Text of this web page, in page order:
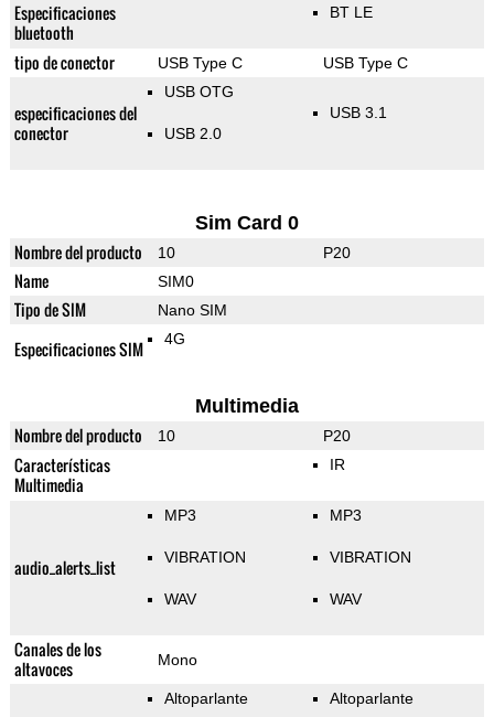
Especificaciones
bluetooth
BT LE
tipo de conector USB Type C USB Type C
especificaciones del
conector
USB OTG
USB 2.0
USB 3.1
Sim Card 0
Nombre del producto 10 P20
Name SIM0
Tipo de SIM Nano SIM
Especificaciones SIM 4G
Multimedia
Nombre del producto 10 P20
Características
Multimedia
IR
audio_alerts_list
MP3
VIBRATION
WAV
MP3
VIBRATION
WAV
Canales de los
altavoces
Mono
Altoparlante Altoparlante